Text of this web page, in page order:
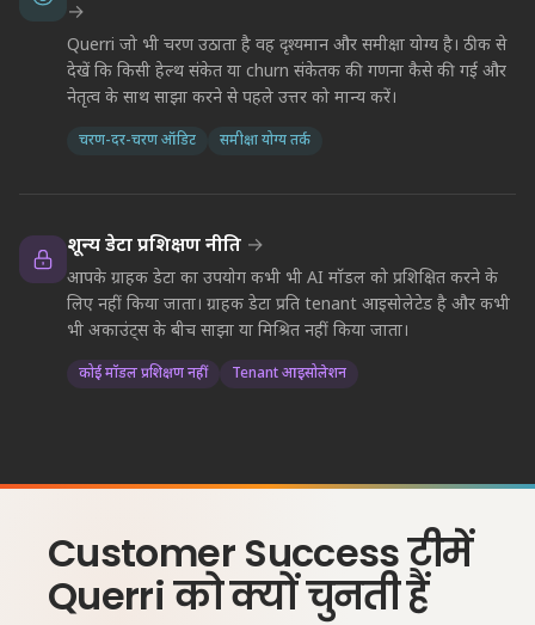
→
Querri जो भी चरण उठाता है वह दृश्यमान और समीक्षा योग्य है। ठीक से
देखें कि किसी हेल्थ संकेत या churn संकेतक की गणना कैसे की गई और
नेतृत्व के साथ साझा करने से पहले उत्तर को मान्य करें।
चरण-दर-चरण ऑडिट समीक्षा योग्य तर्क
शून्य डेटा प्रशिक्षण नीति →
आपके ग्राहक डेटा का उपयोग कभी भी AI मॉडल को प्रशिक्षित करने के
लिए नहीं किया जाता। ग्राहक डेटा प्रति tenant आइसोलेटेड है और कभी
भी अकाउंट्स के बीच साझा या मिश्रित नहीं किया जाता।
कोई मॉडल प्रशिक्षण नहीं Tenant आइसोलेशन
Customer Success टीमें
Querri को क्यों चुनती हैं